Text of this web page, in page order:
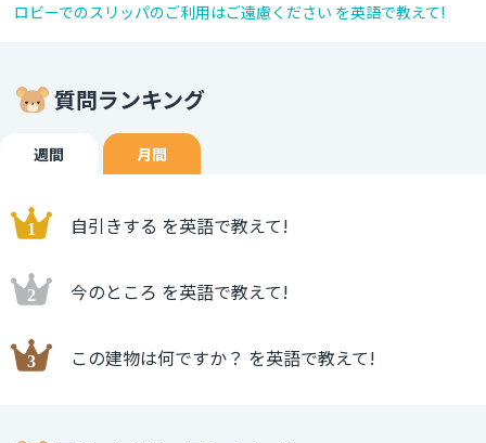
ロビーでのスリッパのご利用はご遠慮ください を英語で教えて!
質問ランキング
週間 月間
自引きする を英語で教えて!
今のところ を英語で教えて!
この建物は何ですか？ を英語で教えて!